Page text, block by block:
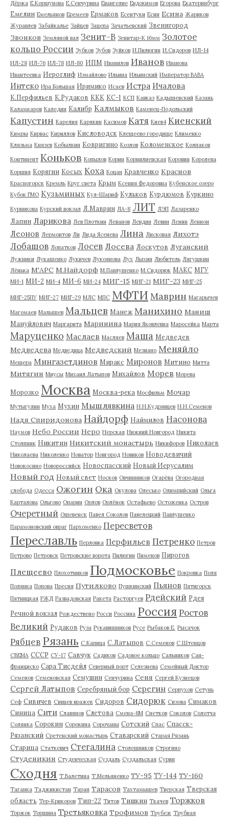
Дёржа Е.Коршунова Е.Сенчурина Евангелие Евдокимов Егорова Екатеринбург
Емелин Емельянов Еремеев Ермаков Есентуки Есин Есина Жариков
Журавлев Забайкалье Зайцев Зацепа Зачатьевский Звенигород
Звонков Земляной вал Зенит-В Зенитар-К 16мм Золотое
кольцо России Зубков Зубов Зуйков И.Пилюгин И.Сидоров ИЛ-14
ИЛ-28 ИЛ-76 ИЛ-78 ИЛ-80 ИПМ Иванилов Иванов Иванова
Ивантеевка Иероглиф Измайлово Ильина Ильинский Император ВАВА
Интеко Ира Большая Иримико Исаев Истра Ичалова
К.Перфильев К.Рудаков ККК КС-1 КСП Кавказ Кадышевский Казань
Каламкаров Каледин Калибр Калмыков Каменец-Подольский
Капустин Карелия Карякин Касимов Катя Киев4 Киенский
Кимры Кирвас Кириллов Кисловодск Клещеево городище Клименко
Клязьма Князев Кобылкин Ковригино Козлов Коломенское Колпаков
Континент Коньков Копылов Корин Корнилиевская Коровин Королева
Коршия Корягин Косых Коха Коцан Кравченко Краснов
Красногорск Кремль Круг света Крым Ксения Федоровна Кубенское озеро
Кубок ГМО Кузьминых Кул-Шариф Кульков Курдюмов Куркино
Курникова Курский вокзал Л.Маврин ЛА-8 ЛИТ ЛЭП Лазаренко
Лапин Ларикова Лев Плоткин Леванов Левдин Левин Ленин Леннон
Леонов Лермонтов Ли Лида Ясенева Лина Лисковая Лихотэ
Лобашов Лопатков Лосев Лосева Лоскутов Луганский
Лужники Лукашенко Лукичев Лукоянова Лух Лыхин Любитель Лягушкин
Лёнька М'АРС М.Найдорф М.Павлушенко М.Сидорюк МАКС МГУ
МИ-1 МИ-2 МИ-4 МИ-6 МИ-24 МИГ-15 МИГ-21 МИГ-23 МИГ-25
МИГ-25ПУ МИГ-27 МИГ-29 МЛС МПС МФТИ Маврин Магарычев
Магомаев Малышев Мальцев Манеж Манихино Маниш
Мануйлович Маргарита Маринина Мария Яковлевна Маросейка Марта
Маруценко Маслаев Масляев Маша Медведев
Медведева Медведица Медведский Мезиано Меняйло
Мещера Мингазетдинов Миракс Миронов Митино Митта
Митягин Миусы Михаил Латыпов Михайлов Морев Морева
Морозко Москва Москва-река Мосфильм Мочар
Мутыгулин Муха Мухин Мышлявкина Н.Н.Кудрявцев Н.Н.Семенов
Надя Спиридонова Найдорф Наймилов Насонова
Наумов Небо России Неро Нерская Нижний Новгород Никита
Столпник Никитин Никитский монастырь Никифоров Николаев
Николаева Николенко Новатор Новгород Новиков Новодевичий
Новокосино Новороссийск Новоспасский Новый Иерусалим
Новый год Новый свет Носков Овчинников Огарёва Огородная
слобода Одесса Ожогин Ока Окулова Олесько Олимпийский Ольга
Карталова Ольгово Опарин Орлов Орлёнок Остафьево Остоженка Остров
Очеретный Ошевенск Павел Соколов Павелецкий Павлушенко
Парамоновский овраг Пархоменко Пересветов
Переславль Перловка Перфильев Петренко Петров
Петрово Петровск Петровские ворота Пилюгин Пименов Пирогов
Плещеево Плохотников Подмосковье Покровка Поля
Полянка Попова Пресня Путилково Пушкинский Пьянов Пятигорск
Пятницкая РЖД Развадовская Ракета Расторгуев Рдейский Рдея
Речной вокзал Рождествено Росси Россина Россия Ростов
Великий Рудаков Руза Рукавишников Русе Рыбаков Е. Рысачок
Рябцев Рязань С.Капица С.Латыпов С.Семенов С.Штенцов
СВЕМА СССР СУ-17 Савчук Садиков Садовое кольцо Сальников Сан-
Франциско Сара Тисдейл Северный порт Селезнева Семейный Доктор
Семенов Семеновская Семушин Сенчурина Сеня Сергей Кузнецов
Сергей Латыпов Серебряный бор Серегин Серпухов Сетунь
Сеф Сивичев Сивцев вражек Сидоров Сидорюк Сизова Симаков
Синица Сити Славянов Слетова Смена-8М Снетков Соколов Солотча
Солянка Сорокин Сорокина Сорочаны Сотский Спас Спасск-
Рязанский Сретенский монастырь Ставарский Старая Рязань
Старица Статкевич Стегалина Столешников Строгино
Студеникин Студенческая Суздаль Суздальская Сурин
Сходня Т.Валетина Т.Мельяненко ТУ-95 ТУ-144 ТУ-160
Таганка Таджикистан Таран Тарасов Тахтамышев Тверская Тверская
область Тер-Крикоров Тип-22 Титов Тишкин Ткачев Торжков
Торжок Торшина Третьяковка Трофимов Трубеж Трубная